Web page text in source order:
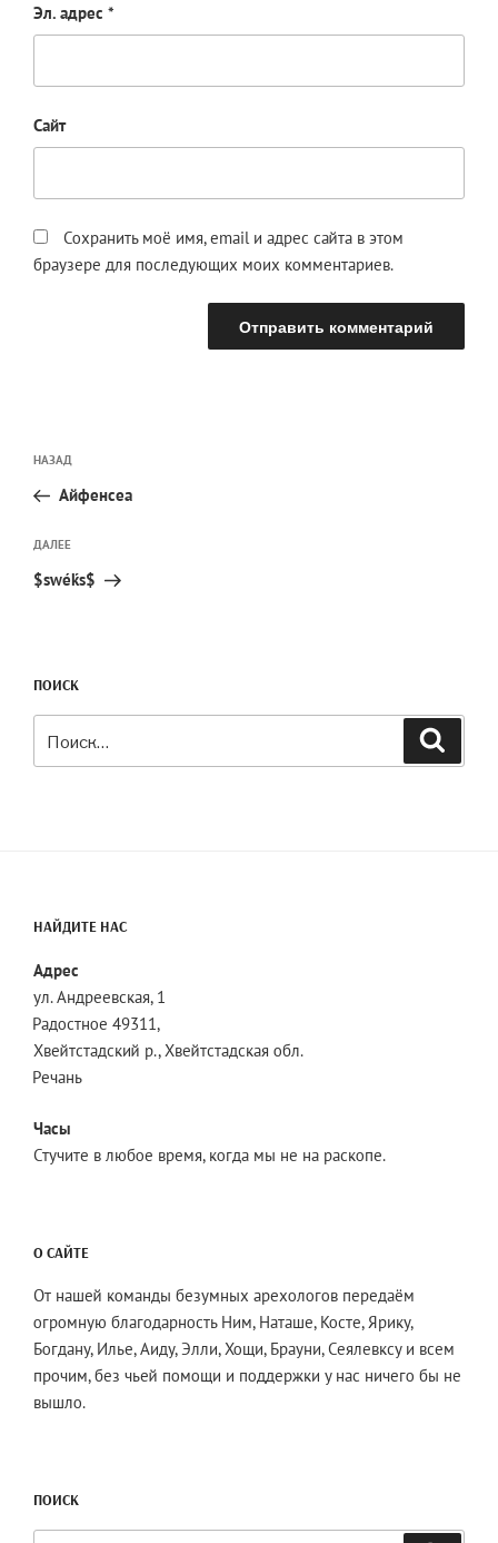
Эл. адрес *
Сайт
Сохранить моё имя, email и адрес сайта в этом
браузере для последующих моих комментариев.
по
записям
Предыдущая
запись:
НАЗАД
Айфенсеа
Следующая
запись
ДАЛЕЕ
$swéḱs$
ПОИСК
НАЙДИТЕ НАС
Адрес
ул. Андреевская, 1
Радостное 49311,
Хвейтстадский р., Хвейтстадская обл.
Речань
Часы
Стучите в любое время, когда мы не на раскопе.
О САЙТЕ
От нашей команды безумных арехологов передаём
огромную благодарность Ним, Наташе, Косте, Ярику,
Богдану, Илье, Аиду, Элли, Хощи, Брауни, Сеялевксу и всем
прочим, без чьей помощи и поддержки у нас ничего бы не
вышло.
ПОИСК